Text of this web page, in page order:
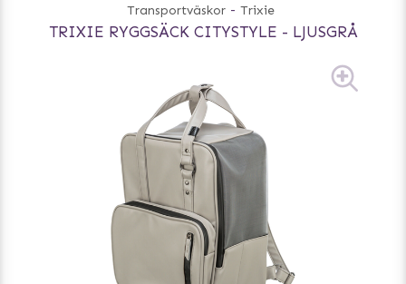
Transportväskor - Trixie
TRIXIE RYGGSÄCK CITYSTYLE - LJUSGRÅ